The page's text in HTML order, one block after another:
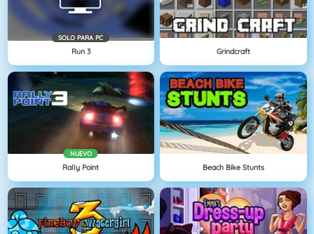
SOLO PARA PC
Run 3 Grindcraft
NUEVO
Rally Point Beach Bike Stunts